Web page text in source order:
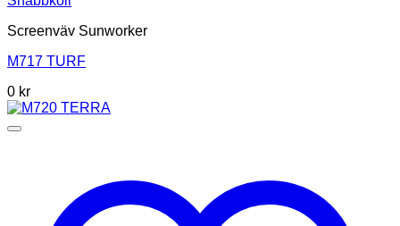
Screenväv Sunworker
M717 TURF
0 kr